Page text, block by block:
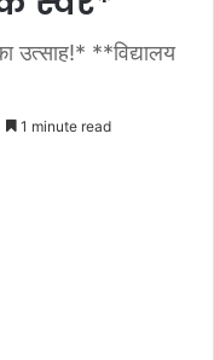
उत्साह!* **विद्यालय
1 minute read